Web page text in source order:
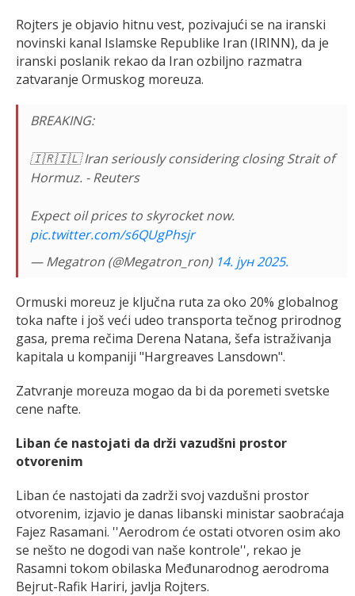
Rojters je objavio hitnu vest, pozivajući se na iranski
novinski kanal Islamske Republike Iran (IRINN), da je
iranski poslanik rekao da Iran ozbiljno razmatra
zatvaranje Ormuskog moreuza.
BREAKING:
🇮🇷🇮🇱 Iran seriously considering closing Strait of
Hormuz. - Reuters
Expect oil prices to skyrocket now.
pic.twitter.com/s6QUgPhsjr
— Megatron (@Megatron_ron) 14. јун 2025.
Ormuski moreuz je ključna ruta za oko 20% globalnog
toka nafte i još veći udeo transporta tečnog prirodnog
gasa, prema rečima Derena Natana, šefa istraživanja
kapitala u kompaniji "Hargreaves Lansdown".
Zatvranje moreuza mogao da bi da poremeti svetske
cene nafte.
Liban će nastojati da drži vazudšni prostor
otvorenim
Liban će nastojati da zadrži svoj vazdušni prostor
otvorenim, izjavio je danas libanski ministar saobraćaja
Fajez Rasamani. ''Aerodrom će ostati otvoren osim ako
se nešto ne dogodi van naše kontrole'', rekao je
Rasamni tokom obilaska Međunarodnog aerodroma
Bejrut-Rafik Hariri, javlja Rojters.